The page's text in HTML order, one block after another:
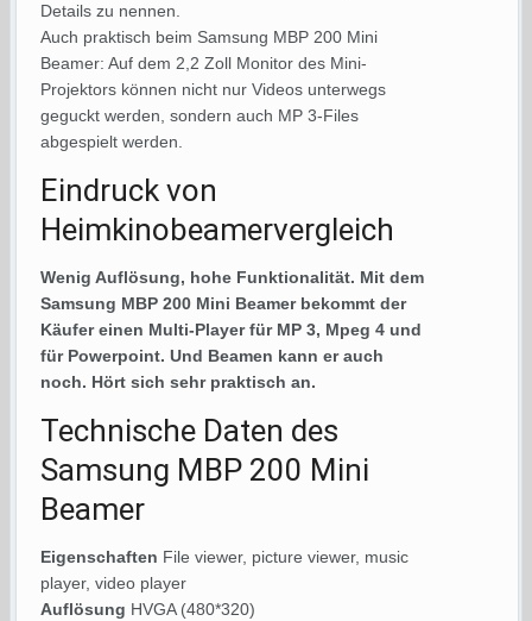
Details zu nennen.
Auch praktisch beim Samsung MBP 200 Mini
Beamer: Auf dem 2,2 Zoll Monitor des Mini-
Projektors können nicht nur Videos unterwegs
geguckt werden, sondern auch MP 3-Files
abgespielt werden.
Eindruck von
Heimkinobeamervergleich
Wenig Auflösung, hohe Funktionalität. Mit dem
Samsung MBP 200 Mini Beamer bekommt der
Käufer einen Multi-Player für MP 3, Mpeg 4 und
für Powerpoint. Und Beamen kann er auch
noch. Hört sich sehr praktisch an.
Technische Daten des
Samsung MBP 200 Mini
Beamer
Eigenschaften File viewer, picture viewer, music
player, video player
Auflösung HVGA (480*320)